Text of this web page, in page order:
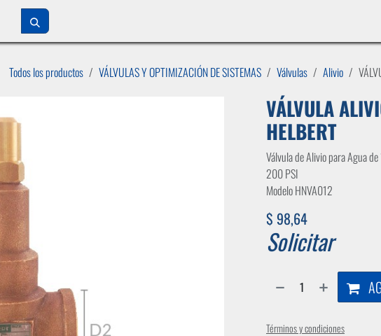
Todos los productos VÁLVULAS Y OPTIMIZACIÓN DE SISTEMAS Válvulas Alivio
VÁLVULA
HELBERT
Válvula de Alivio para Agua
200 PSI
Modelo HNVA012
$ 98,64
Solicitar
Términos y condiciones